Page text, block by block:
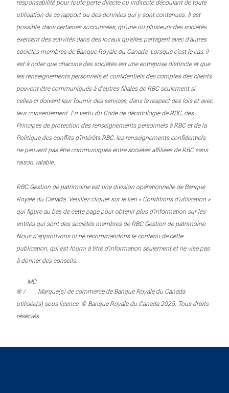
responsabilité pour toute perte directe ou indirecte découlant de toute
utilisation de ce rapport ou des données qui y sont contenues. Il est
possible, dans certaines succursales, qu’une ou plusieurs des sociétés
exercent des activités dans des locaux qu’elles partagent avec d’autres
sociétés membres de Banque Royale du Canada. Lorsque c’est le cas, il
est à noter que chacune des sociétés est une entreprise distincte et que
les renseignements personnels et confidentiels des comptes des clients
peuvent être communiqués à d’autres filiales de RBC seulement si
celles-ci doivent leur fournir des services, dans le respect des lois et avec
leur consentement. En vertu du Code de déontologie de RBC, des
Principes de protection des renseignements personnels à RBC et de la
Politique des conflits d’intérêts RBC, les renseignements confidentiels
ne peuvent pas être communiqués entre sociétés affiliées de RBC sans
raison valable.
RBC Gestion de patrimoine est une division opérationnelle de Banque
Royale du Canada. Veuillez cliquer sur le lien « Conditions d’utilisation »
qui figure au bas de cette page pour obtenir plus d’information sur les
entités qui sont des sociétés membres de RBC Gestion de patrimoine.
Nous n’approuvons ni ne recommandons le contenu de cette
publication, qui est fourni à titre d’information seulement et ne vise pas
à donner des conseils.
® /
MC
Marque(s) de commerce de Banque Royale du Canada
utilisée(s) sous licence. © Banque Royale du Canada 2025. Tous droits
réservés.